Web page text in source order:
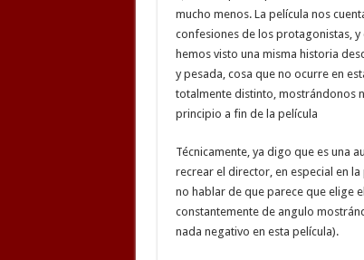
mucho menos. La película nos
confesiones de los protagonistas, y
hemos visto una misma historia
y pesada, cosa que no ocurre en
totalmente distinto, mostrándonos
principio a fin de la película
Técnicamente, ya digo que es una
recrear el director, en especial en
no hablar de que parece que elige
constantemente de angulo
nada negativo en esta película).